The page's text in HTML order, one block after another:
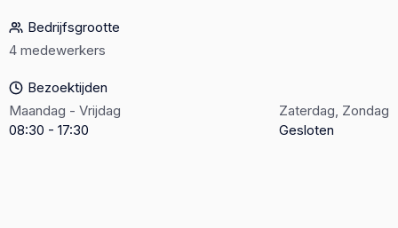
Bedrijfsgrootte
4 medewerkers
Bezoektijden
Maandag - Vrijdag
08:30 - 17:30
Zaterdag, Zondag
Gesloten